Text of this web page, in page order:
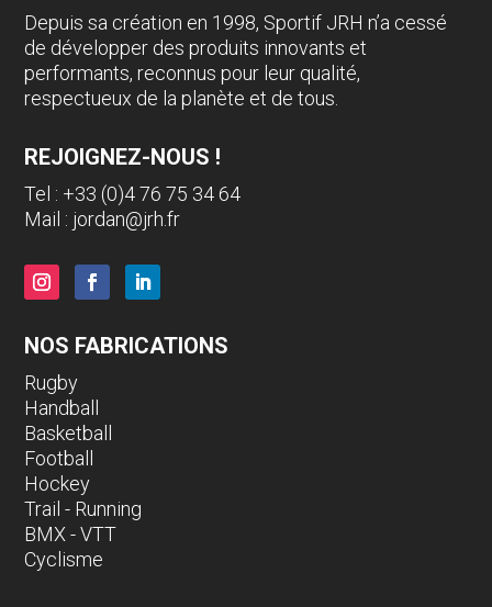
Depuis sa création en 1998, Sportif JRH n’a cessé
de développer des produits innovants et
performants, reconnus pour leur qualité,
respectueux de la planète et de tous.
REJOIGNEZ-NOUS !
Tel : +33 (0)4 76 75 34 64
Mail : jordan@jrh.fr
NOS FABRICATIONS
Rugby
Handball
Basketball
Football
Hockey
Trail - Running
BMX - VTT
Cyclisme